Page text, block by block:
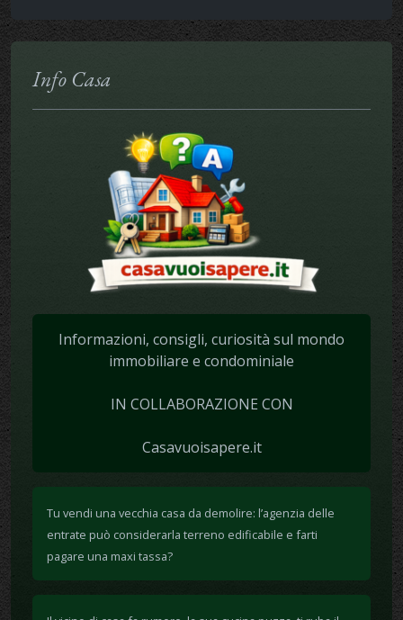
Info Casa
Informazioni, consigli, curiosità sul mondo
immobiliare e condominiale
IN COLLABORAZIONE CON
Casavuoisapere.it
Tu vendi una vecchia casa da demolire: l’agenzia delle
entrate può considerarla terreno edificabile e farti
pagare una maxi tassa?